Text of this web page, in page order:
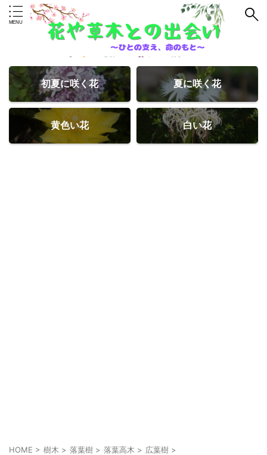
初夏に咲く花 夏に咲く花
黄色い花 白い花
HOME > 樹木 > 落葉樹 > 落葉高木 > 広葉樹 >